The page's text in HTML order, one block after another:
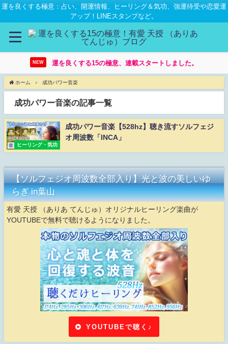
運を良くする極意：占い、開運情報、ヒーリング＆気功、強運待受や恋愛運
アップ！LINEスタンプなど。
NEW 運を良くする15の極意、連載スタートしました。
ホーム 成功パワー音楽
成功パワー音楽の記事一覧
ヒーリング・気功
成功パワー音楽【528hz】聴き流すソルフェジ
オ周波数「INCA」
【ソルフェジオ周波数全部入り】光と波の美しいゆ
らぎ in葉山
有愛 天授 （ありあ てんじゅ）オリジナルヒーリング楽曲が
YOUTUBEで無料で聴けるようになりました。
YOUTUBEで聴く♪